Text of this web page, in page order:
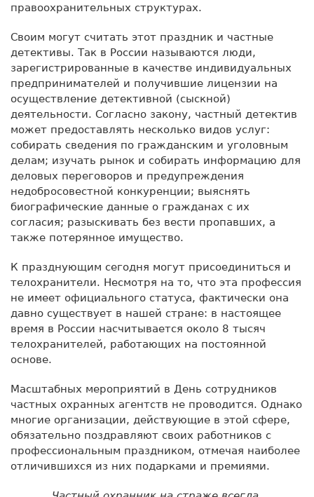
правоохранительных структурах.
Своим могут считать этот праздник и частные
детективы. Так в России называются люди,
зарегистрированные в качестве индивидуальных
предпринимателей и получившие лицензии на
осуществление детективной (сыскной)
деятельности. Согласно закону, частный детектив
может предоставлять несколько видов услуг:
собирать сведения по гражданским и уголовным
делам; изучать рынок и собирать информацию для
деловых переговоров и предупреждения
недобросовестной конкуренции; выяснять
биографические данные о гражданах с их
согласия; разыскивать без вести пропавших, а
также потерянное имущество.
К празднующим сегодня могут присоединиться и
телохранители. Несмотря на то, что эта профессия
не имеет официального статуса, фактически она
давно существует в нашей стране: в настоящее
время в России насчитывается около 8 тысяч
телохранителей, работающих на постоянной
основе.
Масштабных мероприятий в День сотрудников
частных охранных агентств не проводится. Однако
многие организации, действующие в этой сфере,
обязательно поздравляют своих работников с
профессиональным праздником, отмечая наиболее
отличившихся из них подарками и премиями.